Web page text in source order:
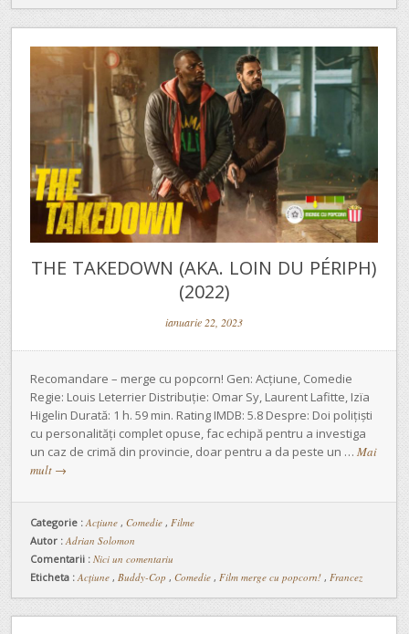
THE TAKEDOWN (AKA. LOIN DU PÉRIPH)
(2022)
ianuarie 22, 2023
Recomandare – merge cu popcorn! Gen: Acțiune, Comedie
Regie: Louis Leterrier Distribuție: Omar Sy, Laurent Lafitte, Izïa
Higelin Durată: 1 h. 59 min. Rating IMDB: 5.8 Despre: Doi polițiști
cu personalități complet opuse, fac echipă pentru a investiga
un caz de crimă din provincie, doar pentru a da peste un … Mai
mult →
Categorie : Acţiune , Comedie , Filme
Autor : Adrian Solomon
Comentarii : Nici un comentariu
Eticheta : Acțiune , Buddy-Cop , Comedie , Film merge cu popcorn! , Francez